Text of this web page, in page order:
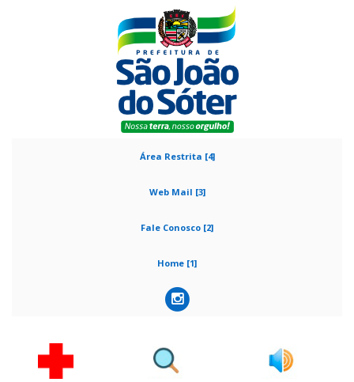
Área Restrita [4]
Web Mail [3]
Fale Conosco [2]
Home [1]